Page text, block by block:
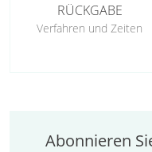
RÜCKGABE
Verfahren und Zeiten
Abonnieren